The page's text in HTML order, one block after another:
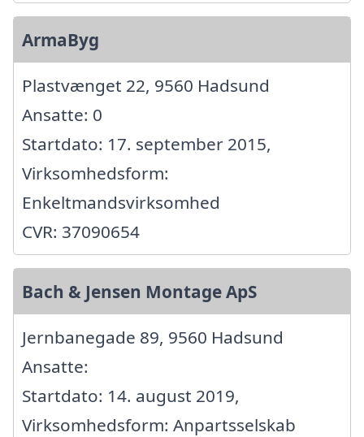
ArmaByg
Plastvænget 22, 9560 Hadsund
Ansatte: 0
Startdato: 17. september 2015,
Virksomhedsform:
Enkeltmandsvirksomhed
CVR: 37090654
Bach & Jensen Montage ApS
Jernbanegade 89, 9560 Hadsund
Ansatte:
Startdato: 14. august 2019,
Virksomhedsform: Anpartsselskab